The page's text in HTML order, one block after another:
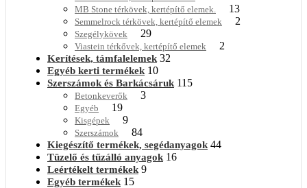
MB Stone térkövek, kertépítő elemek. 13
Semmelrock térkövek, kertépítő elemek 2
Szegélykövek 29
Viastein térkővek, kertépítő elemek 2
Kerítések, támfalelemek 32
Egyéb kerti termékek 10
Szerszámok és Barkácsáruk 115
Betonkeverők 3
Egyéb 19
Kisgépek 9
Szerszámok 84
Kiegészítő termékek, segédanyagok 44
Tüzelő és tűzálló anyagok 16
Leértékelt termékek 9
Egyéb termékek 15